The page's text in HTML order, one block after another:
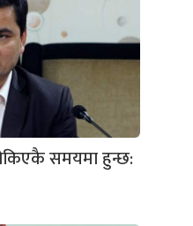
समयमा हुन्छ: